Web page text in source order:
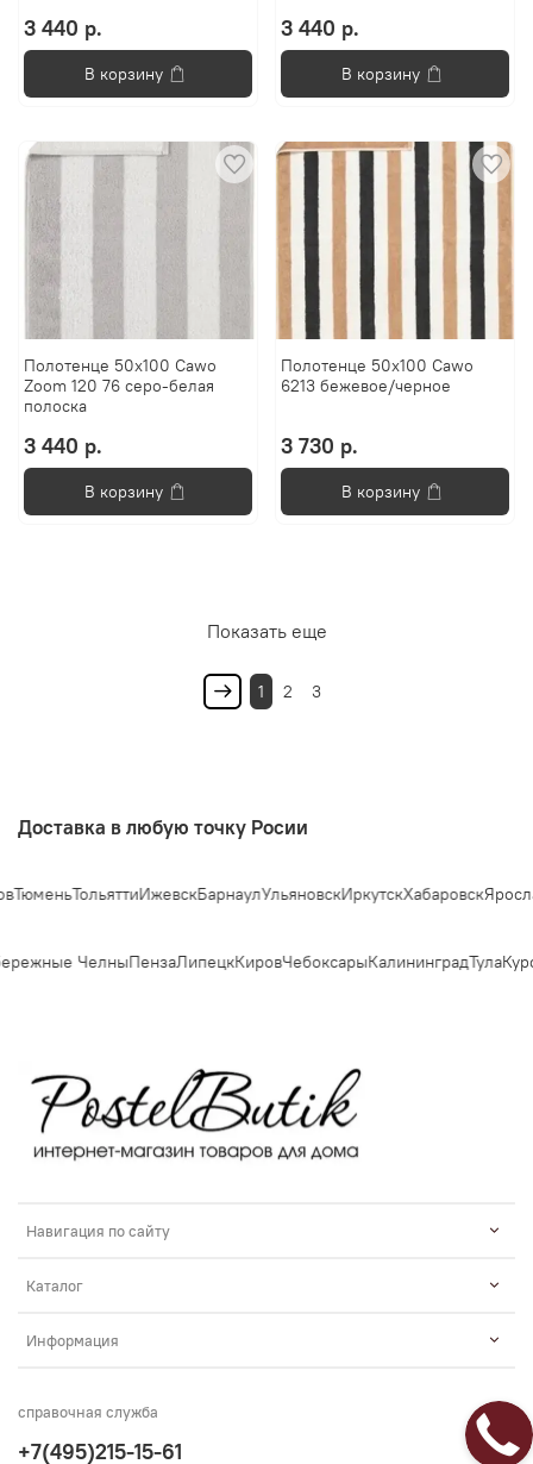
3 440 р.
В корзину
3 440 р.
В корзину
Полотенце 50х100 Cawo
Zoom 120 76 серо-белая
полоска
3 440 р.
В корзину
Полотенце 50х100 Cawo
6213 бежевое/черное
3 730 р.
В корзину
Показать еще
1 2 3
Доставка в любую точку Росии
ТольяттиИжевскБарнаулУльяновскИркутскХабаровскЯрославль
ЧелныПензаЛипецкКировЧебоксарыКалининградТулаКурск
Навигация по сайту
Каталог
Информация
справочная служба
+7(495)215-15-61